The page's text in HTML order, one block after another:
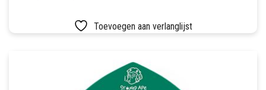
TOT
€ 40,00
HEEFT
MEERDERE
OPTIE
KAN
Toevoegen aan verlanglijst